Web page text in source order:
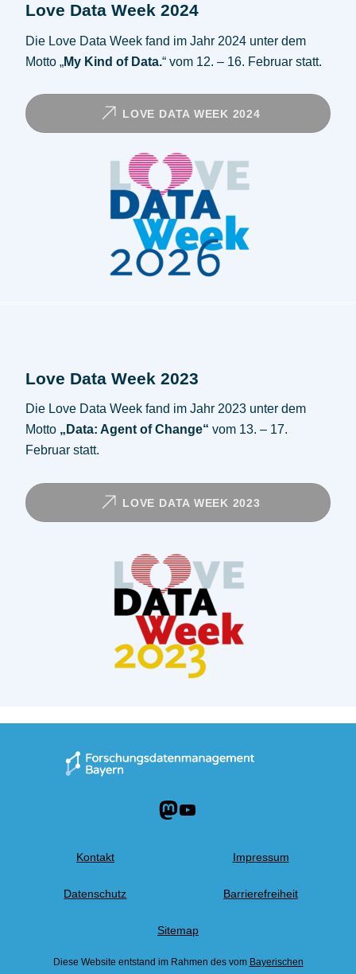
Love Data Week 2024
Die Love Data Week fand im Jahr 2024 unter dem
Motto „My Kind of Data.“ vom 12. – 16. Februar statt.
LOVE DATA WEEK 2024
Love Data Week 2023
Die Love Data Week fand im Jahr 2023 unter dem
Motto „Data: Agent of Change“ vom 13. – 17.
Februar statt.
LOVE DATA WEEK 2023
Mastodon
YouTube
Kontakt Impressum
Datenschutz Barrierefreiheit
Sitemap
Diese Website entstand im Rahmen des vom Bayerischen